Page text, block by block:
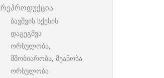
რეპროდუქცია
ბავშვის სქესის
დაგეგმვა
ორსულობა,
მშობიარობა, მეანობა
ორსულობა